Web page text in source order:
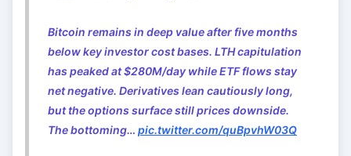
Bitcoin remains in deep value after five months
below key investor cost bases. LTH capitulation
has peaked at $280M/day while ETF flows stay
net negative. Derivatives lean cautiously long,
but the options surface still prices downside.
The bottoming… pic.twitter.com/quBpvhW03Q